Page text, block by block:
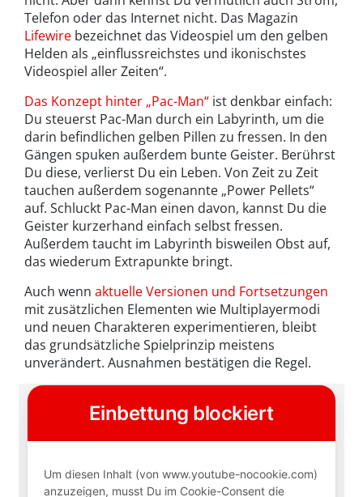
Telefon oder das Internet nicht. Das Magazin
Lifewire bezeichnet das Videospiel um den gelben
Helden als „einflussreichstes und ikonischstes
Videospiel aller Zeiten“.
Das Konzept hinter „Pac-Man“ ist denkbar einfach:
Du steuerst Pac-Man durch ein Labyrinth, um die
darin befindlichen gelben Pillen zu fressen. In den
Gängen spuken außerdem bunte Geister. Berührst
Du diese, verlierst Du ein Leben. Von Zeit zu Zeit
tauchen außerdem sogenannte „Power Pellets“
auf. Schluckt Pac-Man einen davon, kannst Du die
Geister kurzerhand einfach selbst fressen.
Außerdem taucht im Labyrinth bisweilen Obst auf,
das wiederum Extrapunkte bringt.
Auch wenn aktuelle Versionen und Fortsetzungen
mit zusätzlichen Elementen wie Multiplayermodi
und neuen Charakteren experimentieren, bleibt
das grundsätzliche Spielprinzip meistens
unverändert. Ausnahmen bestätigen die Regel.